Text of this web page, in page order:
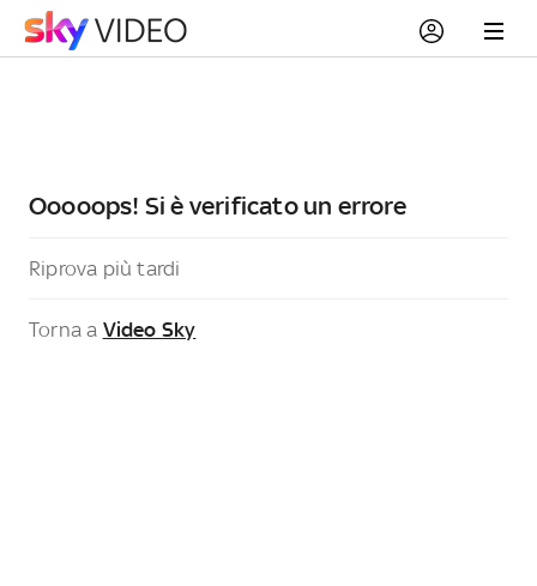
Ooooops! Si è verificato un errore
Riprova più tardi
Torna a Video Sky